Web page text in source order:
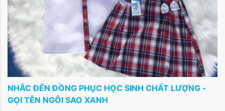
NHẮC ĐẾN ĐỒNG PHỤC HỌC SINH CHẤT LƯỢNG -
GỌI TÊN NGÔI SAO XANH